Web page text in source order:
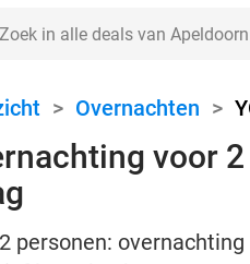
> Overnachten >
voor
personen: